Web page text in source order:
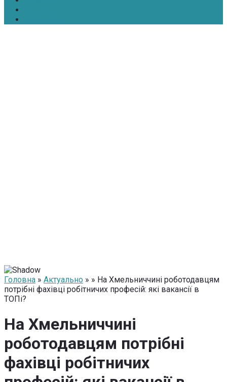
Головна » Актуально » » На Хмельниччині роботодавцям
потрібні фахівці робітничих професій: які вакансії в
ТОПі?
На Хмельниччині
роботодавцям потрібні
фахівці робітничих